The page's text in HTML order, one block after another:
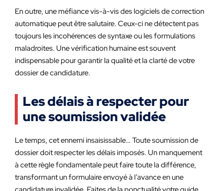
En outre, une méfiance vis-à-vis des logiciels de correction
automatique peut être salutaire. Ceux-ci ne détectent pas
toujours les incohérences de syntaxe ou les formulations
maladroites. Une vérification humaine est souvent
indispensable pour garantir la qualité et la clarté de votre
dossier de candidature.
Les délais à respecter pour
une soumission validée
Le temps, cet ennemi insaisissable… Toute soumission de
dossier doit respecter les délais imposés. Un manquement
à cette règle fondamentale peut faire toute la différence,
transformant un formulaire envoyé à l’avance en une